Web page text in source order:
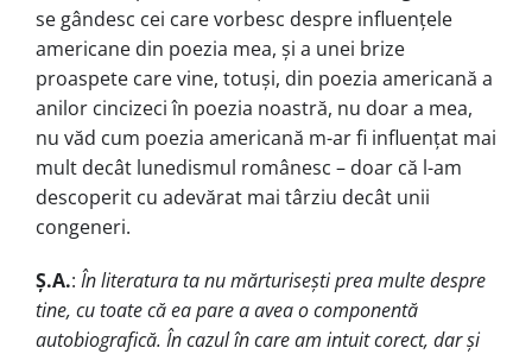
se gândesc cei care vorbesc despre influențele
americane din poezia mea, și a unei brize
proaspete care vine, totuși, din poezia americană a
anilor cincizeci în poezia noastră, nu doar a mea,
nu văd cum poezia americană m-ar fi influențat mai
mult decât lunedismul românesc – doar că l-am
descoperit cu adevărat mai târziu decât unii
congeneri.
Ș.A.: În literatura ta nu mărturisești prea multe despre
tine, cu toate că ea pare a avea o componentă
autobiografică. În cazul în care am intuit corect, dar și